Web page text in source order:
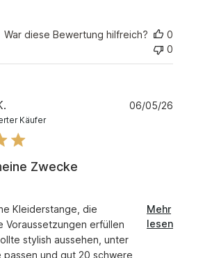
War diese Bewertung hilfreich?
0
0
Käufer
Zwecke
Kleiderstange, die
Voraussetzungen erfüllen
stylish aussehen, unter
passen und gut 20 schwere
Mehr
lesen
review content Ich suchte eine
06/05/26